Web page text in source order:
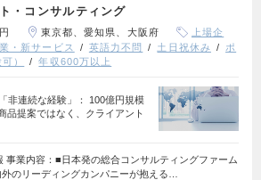
・コンサルティング
東京都、愛知県、大阪府
上場企
・新サービス 英語力不問 土日祝休み
ポ
）
年収600万以上
非連続な経験」： 100億円規模
品提案ではなく、クライアント
事業内容：■日本発の総合コンサルティングファーム
のリーディングカンパニーが抱える…